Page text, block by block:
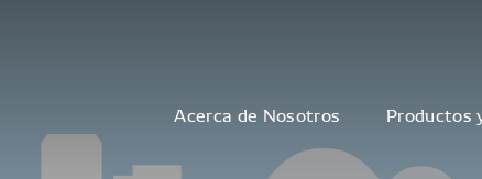
Acerca de Nosotros Productos